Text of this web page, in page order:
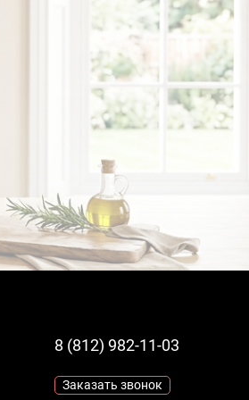
8 (812) 982-11-03
Заказать звонок